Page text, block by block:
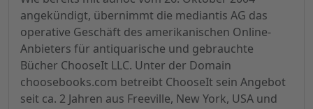
angekündigt, übernimmt die mediantis AG das
operative Geschäft des amerikanischen Online-
Anbieters für antiquarische und gebrauchte
Bücher ChooseIt LLC. Unter der Domain
choosebooks.com betreibt ChooseIt sein Angebot
seit ca. 2 Jahren aus Freeville, New York, USA und